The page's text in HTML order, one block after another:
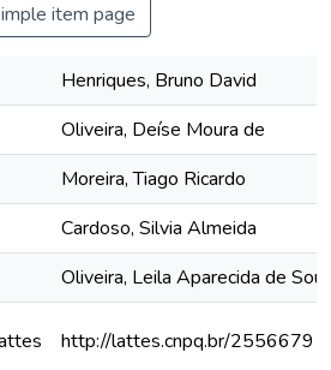
item page
Henriques, Bruno David
Oliveira, Deíse Moura de
Moreira, Tiago Ricardo
Cardoso, Silvia Almeida
Oliveira, Leila Aparecida de
http://lattes.cnpq.br/